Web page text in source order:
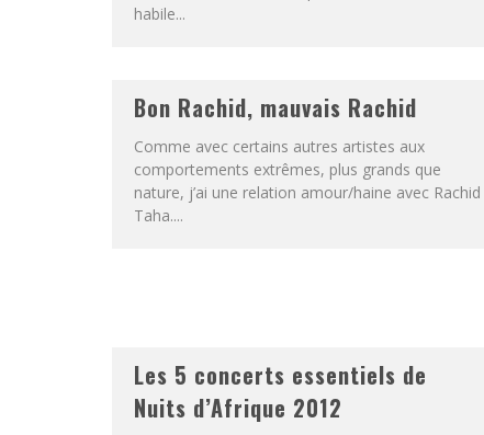
habile...
Bon Rachid, mauvais Rachid
Comme avec certains autres artistes aux
comportements extrêmes, plus grands que
nature, j’ai une relation amour/haine avec Rachid
Taha....
Les 5 concerts essentiels de
Nuits d’Afrique 2012